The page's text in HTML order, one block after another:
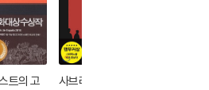
트의 고
사브리나 SABRINA